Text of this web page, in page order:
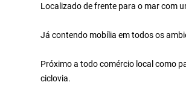
Localizado de frente para o mar com
Já contendo mobília em todos os
Próximo a todo comércio local como
ciclovia.